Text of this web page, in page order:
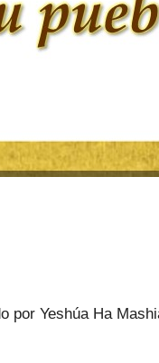
por Yeshúa Ha